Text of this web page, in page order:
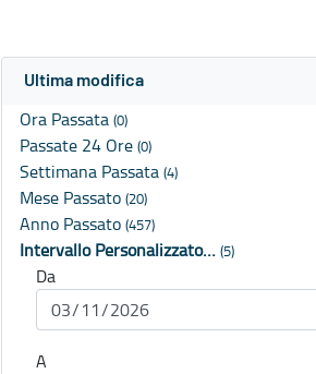
Ultima modifica
Ora Passata (0)
Passate 24 Ore (0)
Settimana Passata (4)
Mese Passato (20)
Anno Passato (457)
Intervallo Personalizzato… (5)
Da
A